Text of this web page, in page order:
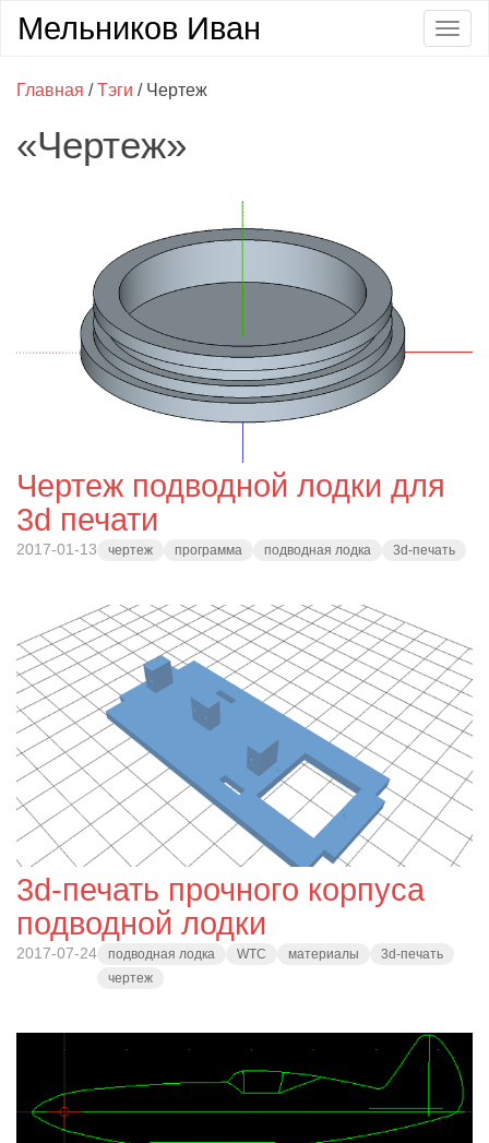
Мельников Иван
Главная /Тэги / Чертеж
«Чертеж»
Чертеж подводной лодки для
3d печати
2017-01-13 чертеж программа подводная лодка 3d-печать
3d-печать прочного корпуса
подводной лодки
2017-07-24 подводная лодка WTC материалы
3d-печать
чертеж